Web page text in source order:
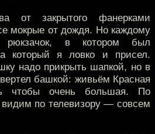
от закрытого фанерками
мокрые от дождя. Но каждому
рюкзачок, в котором был
который я ловко и присел.
надо прикрыть шапкой, но в
башкой: живьём Красная
чтобы очень большая. По
по телевизору — совсем